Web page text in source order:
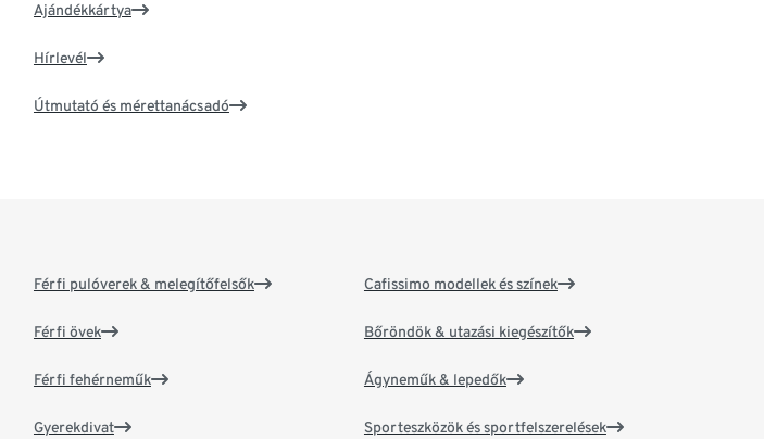
Ajándékkártya
Hírlevél
Útmutató és mérettanácsadó
Férfi pulóverek & melegítőfelsők
Férfi övek
Férfi fehérneműk
Gyerekdivat
Cafissimo modellek és színek
Bőröndök & utazási kiegészítők
Ágyneműk & lepedők
Sporteszközök és sportfelszerelések